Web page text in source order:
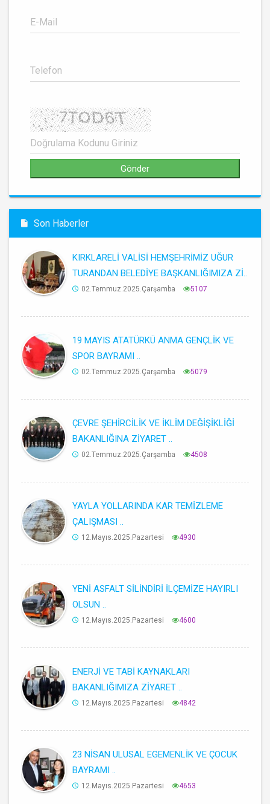
Son Haberler
KIRKLARELİ VALİSİ HEMŞEHRİMİZ UĞUR
TURANDAN BELEDİYE BAŞKANLIĞIMIZA Zİ..
02.Temmuz.2025.Çarşamba 5107
19 MAYIS ATATÜRKÜ ANMA GENÇLİK VE
SPOR BAYRAMI ..
02.Temmuz.2025.Çarşamba 5079
ÇEVRE ŞEHİRCİLİK VE İKLİM DEĞİŞİKLİĞİ
BAKANLIĞINA ZİYARET ..
02.Temmuz.2025.Çarşamba 4508
YAYLA YOLLARINDA KAR TEMİZLEME
ÇALIŞMASI ..
12.Mayıs.2025.Pazartesi 4930
YENİ ASFALT SİLİNDİRİ İLÇEMİZE HAYIRLI
OLSUN ..
12.Mayıs.2025.Pazartesi 4600
ENERJİ VE TABİ KAYNAKLARI
BAKANLIĞIMIZA ZİYARET ..
12.Mayıs.2025.Pazartesi 4842
23 NİSAN ULUSAL EGEMENLİK VE ÇOCUK
BAYRAMI ..
12.Mayıs.2025.Pazartesi 4653